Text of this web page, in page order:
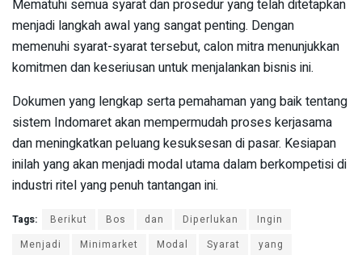
Mematuhi semua syarat dan prosedur yang telah ditetapkan
menjadi langkah awal yang sangat penting. Dengan
memenuhi syarat-syarat tersebut, calon mitra menunjukkan
komitmen dan keseriusan untuk menjalankan bisnis ini.
Dokumen yang lengkap serta pemahaman yang baik tentang
sistem Indomaret akan mempermudah proses kerjasama
dan meningkatkan peluang kesuksesan di pasar. Kesiapan
inilah yang akan menjadi modal utama dalam berkompetisi di
industri ritel yang penuh tantangan ini.
Tags: Berikut Bos dan Diperlukan
Ingin
Menjadi
Minimarket Modal Syarat yang